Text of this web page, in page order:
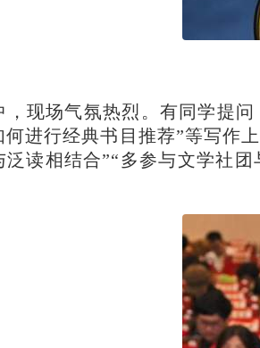
，现场气氛热烈。有同学提
何进行经典书目推荐”等写作
泛读相结合”“多参与文学社